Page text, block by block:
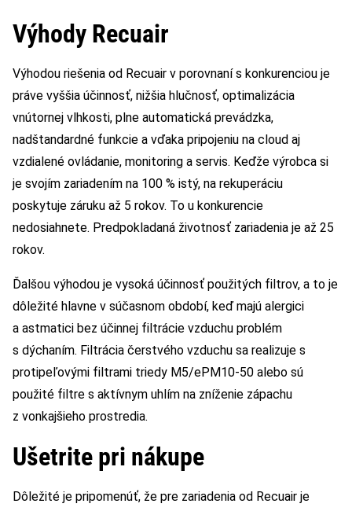
Výhody Recuair
Výhodou riešenia od Recuair v porovnaní s konkurenciou je
práve vyššia účinnosť, nižšia hlučnosť, optimalizácia
vnútornej vlhkosti, plne automatická prevádzka,
nadštandardné funkcie a vďaka pripojeniu na cloud aj
vzdialené ovládanie, monitoring a servis. Keďže výrobca si
je svojím zariadením na 100 % istý, na rekuperáciu
poskytuje záruku až 5 rokov. To u konkurencie
nedosiahnete. Predpokladaná životnosť zariadenia je až 25
rokov.
Ďalšou výhodou je vysoká účinnosť použitých filtrov, a to je
dôležité hlavne v súčasnom období, keď majú alergici
a astmatici bez účinnej filtrácie vzduchu problém
s dýchaním. Filtrácia čerstvého vzduchu sa realizuje s
protipeľovými filtrami triedy M5/ePM10-50 alebo sú
použité filtre s aktívnym uhlím na zníženie zápachu
z vonkajšieho prostredia.
Ušetrite pri nákupe
Dôležité je pripomenúť, že pre zariadenia od Recuair je